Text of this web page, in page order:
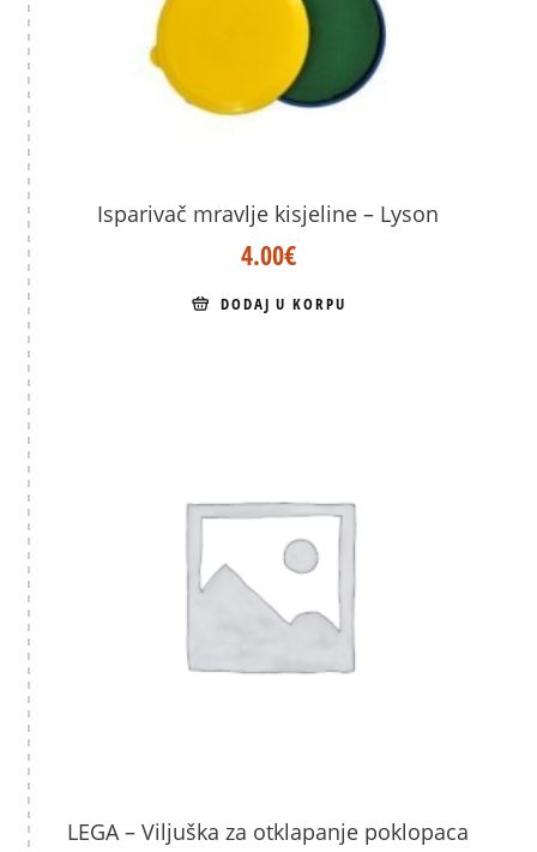
Isparivač mravlje kisjeline – Lyson
4.00€
DODAJ U KORPU
LEGA – Viljuška za otklapanje poklopaca